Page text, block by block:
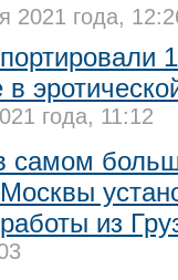
2021 года,
в
года, 11:12
самом
из